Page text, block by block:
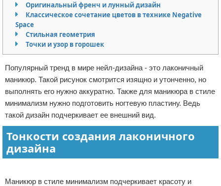
Мода
Отношения
Финансы
Размещение рекламы
Для правообладателей
Отказ от ответственности
Оригинальный френч и лунный дизайн
Классическое сочетание цветов в технике Negative
Space
Стильная геометрия
Точки и узор в горошек
Популярный тренд в мире нейл-дизайна - это лаконичный
маникюр. Такой рисунок смотрится изящно и утонченно, но
выполнять его нужно аккуратно. Также для маникюра в стиле
минимализм нужно подготовить ногтевую пластину. Ведь
такой дизайн подчеркивает ее внешний вид.
Тонкости создания лаконичного
дизайна
Маникюр в стиле минимализм подчеркивает красоту и